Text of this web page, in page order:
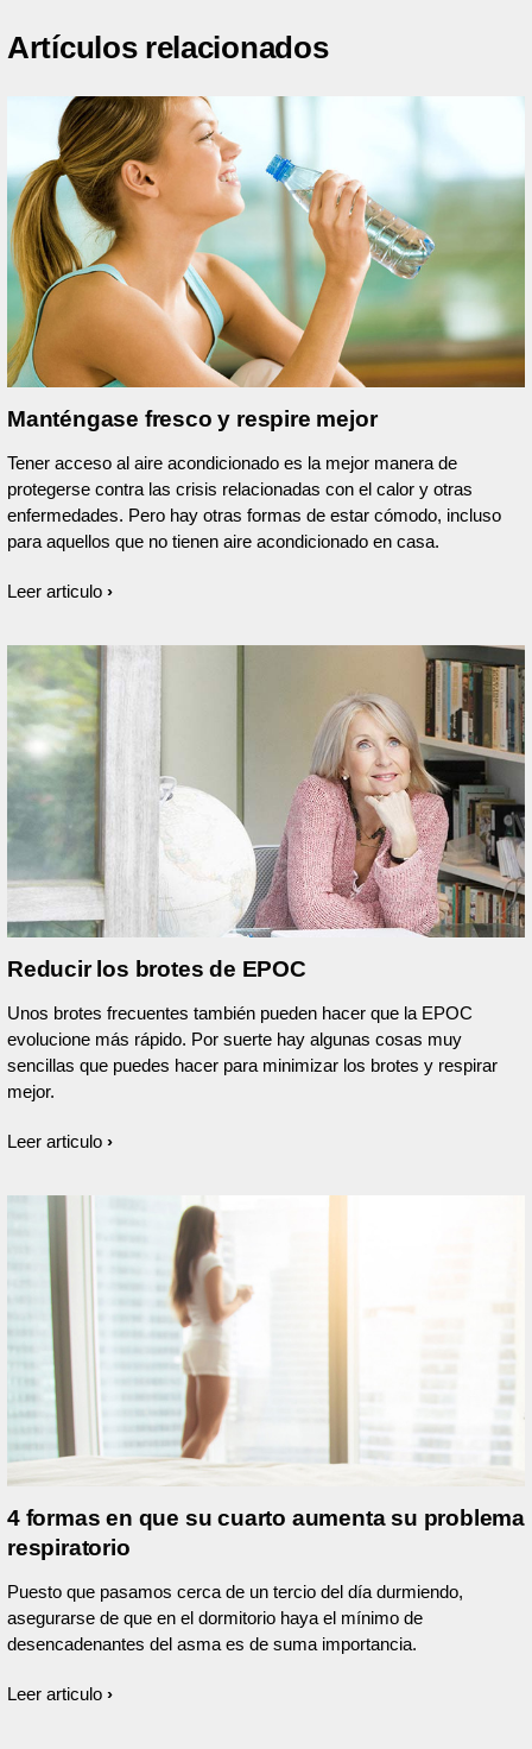
Artículos relacionados
Manténgase fresco y respire mejor
Tener acceso al aire acondicionado es la mejor manera de
protegerse contra las crisis relacionadas con el calor y otras
enfermedades. Pero hay otras formas de estar cómodo, incluso
para aquellos que no tienen aire acondicionado en casa.
Leer articulo
Reducir los brotes de EPOC
Unos brotes frecuentes también pueden hacer que la EPOC
evolucione más rápido. Por suerte hay algunas cosas muy
sencillas que puedes hacer para minimizar los brotes y respirar
mejor.
Leer articulo
4 formas en que su cuarto aumenta su problema
respiratorio
Puesto que pasamos cerca de un tercio del día durmiendo,
asegurarse de que en el dormitorio haya el mínimo de
desencadenantes del asma es de suma importancia.
Leer articulo